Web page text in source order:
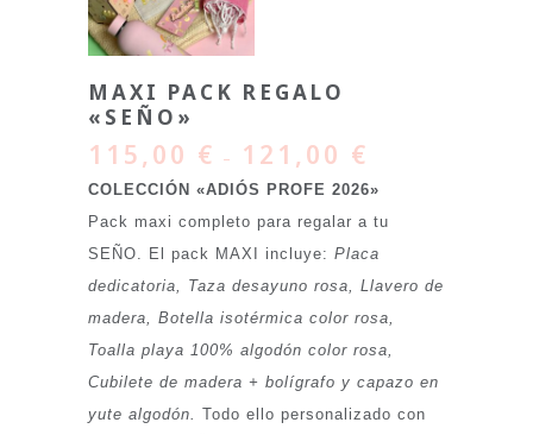
MAXI PACK REGALO
«SEÑO»
115,00 € – 121,00 €
COLECCIÓN «ADIÓS PROFE 2026»
Pack maxi completo para regalar a tu
SEÑO. El pack MAXI incluye: Placa
dedicatoria, Taza desayuno rosa, Llavero de
madera, Botella isotérmica color rosa,
Toalla playa 100% algodón color rosa,
Cubilete de madera + bolígrafo y capazo en
yute algodón. Todo ello personalizado con